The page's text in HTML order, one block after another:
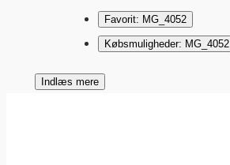
Favorit: MG_4052
Købsmuligheder: MG_4052
Indlæs mere